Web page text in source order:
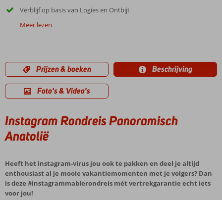
Verblijf op basis van Logies en Ontbijt
Meer lezen
Prijzen & boeken Beschrijving
Foto's & Video's
Instagram Rondreis Panoramisch
Anatolië
Heeft het instagram-virus jou ook te pakken en deel je altijd
enthousiast al je mooie vakantiemomenten met je volgers? Dan
is deze #instagrammablerondreis mét vertrekgarantie echt iets
voor jou!